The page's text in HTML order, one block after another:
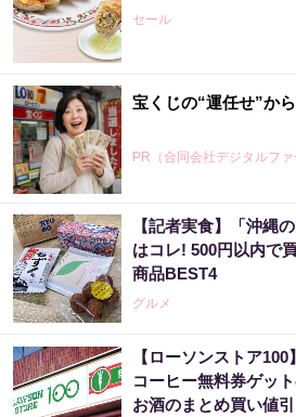
セール
宝くじの“運任せ”か
PR（合同会社デジタルファ
【記者実食】「沖縄
はコレ! 500円以内で
商品BEST4
グルメ
【ローソンストア
コーヒー無料券ゲッ
お酒のまとめ買い値引